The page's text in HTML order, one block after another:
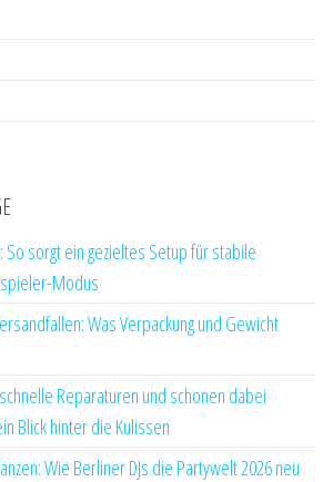
So sorgt ein gezieltes Setup für stabile
Modus
Was Verpackung und Gewicht
Reparaturen und schonen dabei
Blick hinter die Kulissen
Wie Berliner DJs die Partywelt 2026 neu